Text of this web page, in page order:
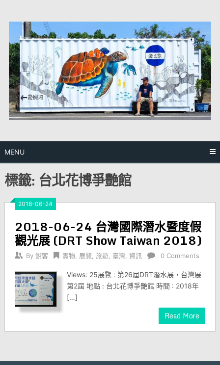
content
MENU
標籤: 台北花博爭艷館
2018-06-24
2018-06-24 台灣國際潛水暨度假
觀光展 (DRT Show Taiwan 2018)
By 銳客 實物, 展覽 旅遊, 臺灣 資訊 0 Comments
Views: 25展覽 : 第26屆DRT潛水展，台灣展
第2屆 地點 : 台北花博爭艷館 時間 : 2018年
[…]
Read More